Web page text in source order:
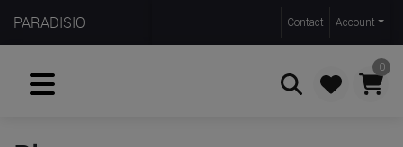
PARADISIO Contact Account
0